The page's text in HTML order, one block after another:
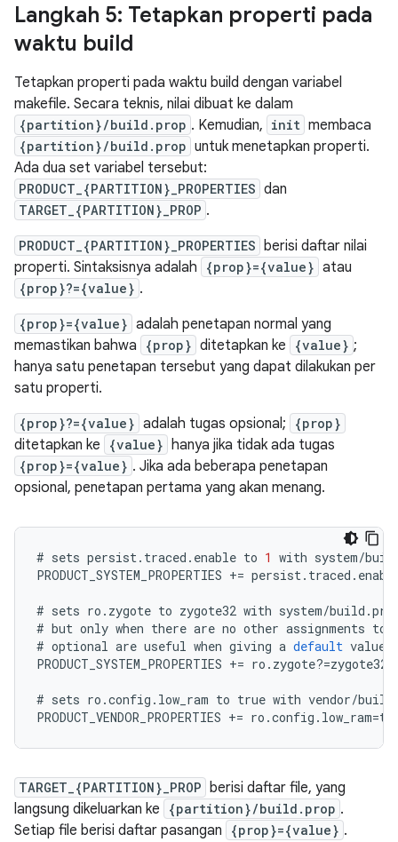
Langkah 5: Tetapkan properti pada
waktu build
Tetapkan properti pada waktu build dengan variabel
makefile. Secara teknis, nilai dibuat ke dalam
{partition}/build.prop . Kemudian, init membaca
{partition}/build.prop untuk menetapkan properti.
Ada dua set variabel tersebut:
PRODUCT_{PARTITION}_PROPERTIES dan
TARGET_{PARTITION}_PROP .
PRODUCT_{PARTITION}_PROPERTIES
berisi daftar nilai
properti. Sintaksisnya adalah
{prop}={value} atau
{prop}?={value} .
{prop}={value} adalah penetapan normal yang
memastikan bahwa
{prop} ditetapkan ke {value} ;
hanya satu penetapan tersebut yang dapat dilakukan per
satu properti.
{prop}?={value} adalah tugas opsional; {prop}
ditetapkan ke {value} hanya jika tidak ada tugas
{prop}={value} . Jika ada beberapa penetapan
opsional, penetapan pertama yang akan menang.
# sets persist. traced . enable to 1 with system/
PRODUCT_SYSTEM_PROPERTIES += persist. traced .
# sets ro . zygote to zygote32 with system/build .
# but only when there are no other assignments to
# optional are useful when giving a default value
PRODUCT_SYSTEM_PROPERTIES += ro . zygote?=zygote32
# sets ro .config . low_ram to true with vendor/build
PRODUCT_VENDOR_PROPERTIES += ro .config . low_ram=
TARGET_{PARTITION}_PROP
berisi daftar file, yang
langsung dikeluarkan ke
{partition}/build.prop .
Setiap file berisi daftar pasangan
{prop}={value} .